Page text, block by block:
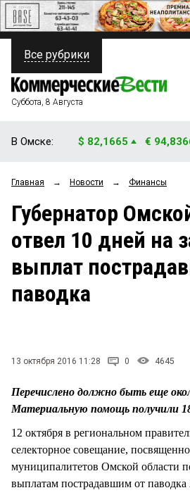
ПОЛИТИКА
ФИНАНСЫ
ОБЩЕСТВО
ЗАКОН
НОВОСТИ КОМПАНИЙ
Все рубрики
Суббота, 8 Августа
В Омске: $ 82,1665 €
Главная → Новости → Финансы
Губернатор
отвел 10 дней на
выплат
паводка
13 октября 2016 11:28 0 4645
Перечислено должно быть еще
Материальную помощь получили
12 октября в региональном
селекторное совещание,
муниципалитетов Омской области
выплатам пострадавшим от паводка